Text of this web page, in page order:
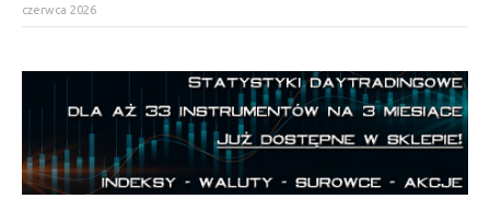
czerwca 2026